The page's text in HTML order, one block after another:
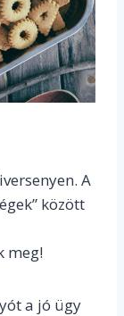
A
között
meg!
a jó ügy